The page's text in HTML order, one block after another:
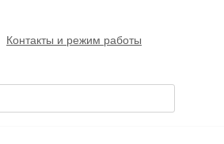
Контакты и режим работы